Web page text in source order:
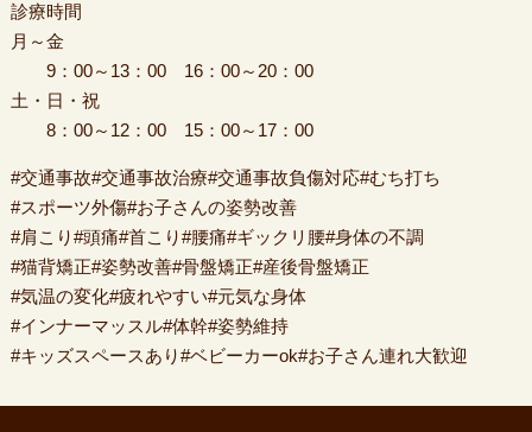
診療時間
月～金
9：00～13：00 16：00～20：00
土・日・祝
8：00～12：00 15：00～17：00
#交通事故#交通事故治療#交通事故負傷対応#むち打ち
#スポーツ外傷#お子さんの姿勢改善
#肩こり#頭痛#首こり#腰痛#ギックリ腰#身体の不調
#猫背矯正#姿勢改善#骨盤矯正#産後骨盤矯正
#気温の変化#疲れやすい#元気な身体
#インナーマッスル#体幹#姿勢維持
#キッズスペースあり#ベビーカーok#お子さん連れ大歓迎